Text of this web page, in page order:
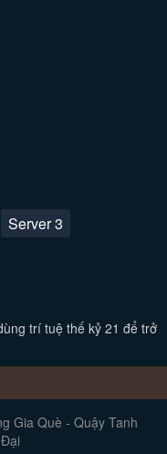
Server 3
trí tuệ thế kỷ 21 để trở